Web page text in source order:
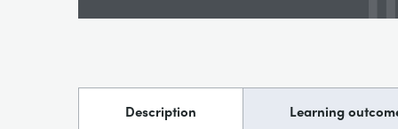
Description Learning